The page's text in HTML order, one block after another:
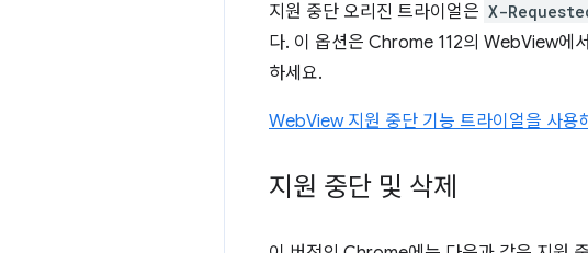
지원 중단 오리진 트라이얼은 X-
다. 이 옵션은 Chrome 112의 WebView에
하세요.
WebView 지원 중단 기능 트라이얼을 사용
지원 중단 및 삭제